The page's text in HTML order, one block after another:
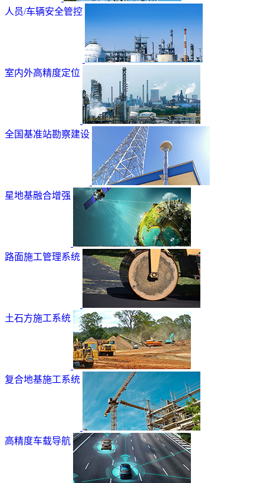
人员/车辆安全管控
室内外高精度定位
全国基准站勘察建设
星地基融合增强
路面施工管理系统
土石方施工系统
复合地基施工系统
高精度车载导航